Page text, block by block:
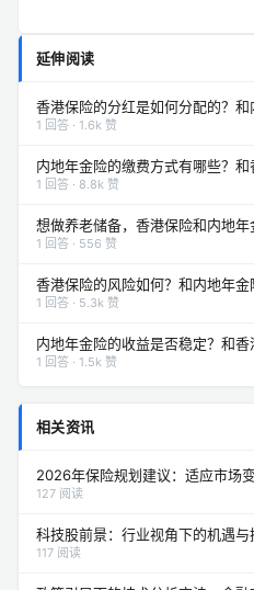
延伸阅读
香港保险的分红是如何分配的？和
1 回答 · 1.6k 赞
内地年金险的缴费方式有哪些？和
1 回答 · 8.8k 赞
想做养老储备，香港保险和内地年
1 回答 · 556 赞
香港保险的风险如何？和内地年金
1 回答 · 5.3k 赞
内地年金险的收益是否稳定？和香
1 回答 · 1.5k 赞
相关资讯
2026年保险规划建议：适应市场
127 阅读
科技股前景：行业视角下的机遇与
117 阅读